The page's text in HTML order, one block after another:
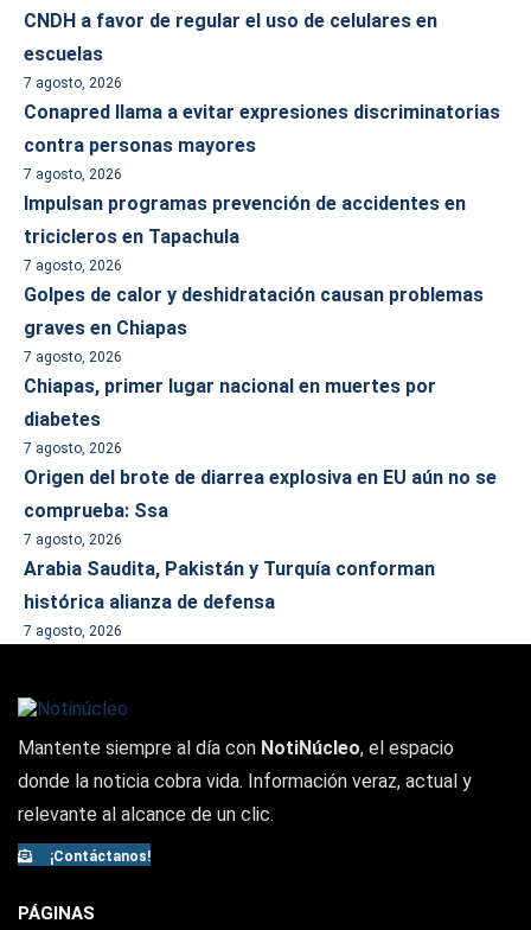
CNDH a favor de regular el uso de celulares en
escuelas
7 agosto, 2026
Conapred llama a evitar expresiones discriminatorias
contra personas mayores
7 agosto, 2026
Impulsan programas prevención de accidentes en
tricicleros en Tapachula
7 agosto, 2026
Golpes de calor y deshidratación causan problemas
graves en Chiapas
7 agosto, 2026
Chiapas, primer lugar nacional en muertes por
diabetes
7 agosto, 2026
Origen del brote de diarrea explosiva en EU aún no se
comprueba: Ssa
7 agosto, 2026
Arabia Saudita, Pakistán y Turquía conforman
histórica alianza de defensa
7 agosto, 2026
Mantente siempre al día con NotiNúcleo, el espacio
donde la noticia cobra vida. Información veraz, actual y
relevante al alcance de un clic.
¡Contáctanos!
PÁGINAS